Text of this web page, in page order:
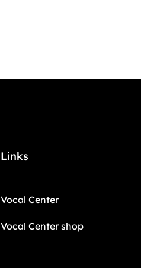
Links
Vocal Center
Vocal Center shop